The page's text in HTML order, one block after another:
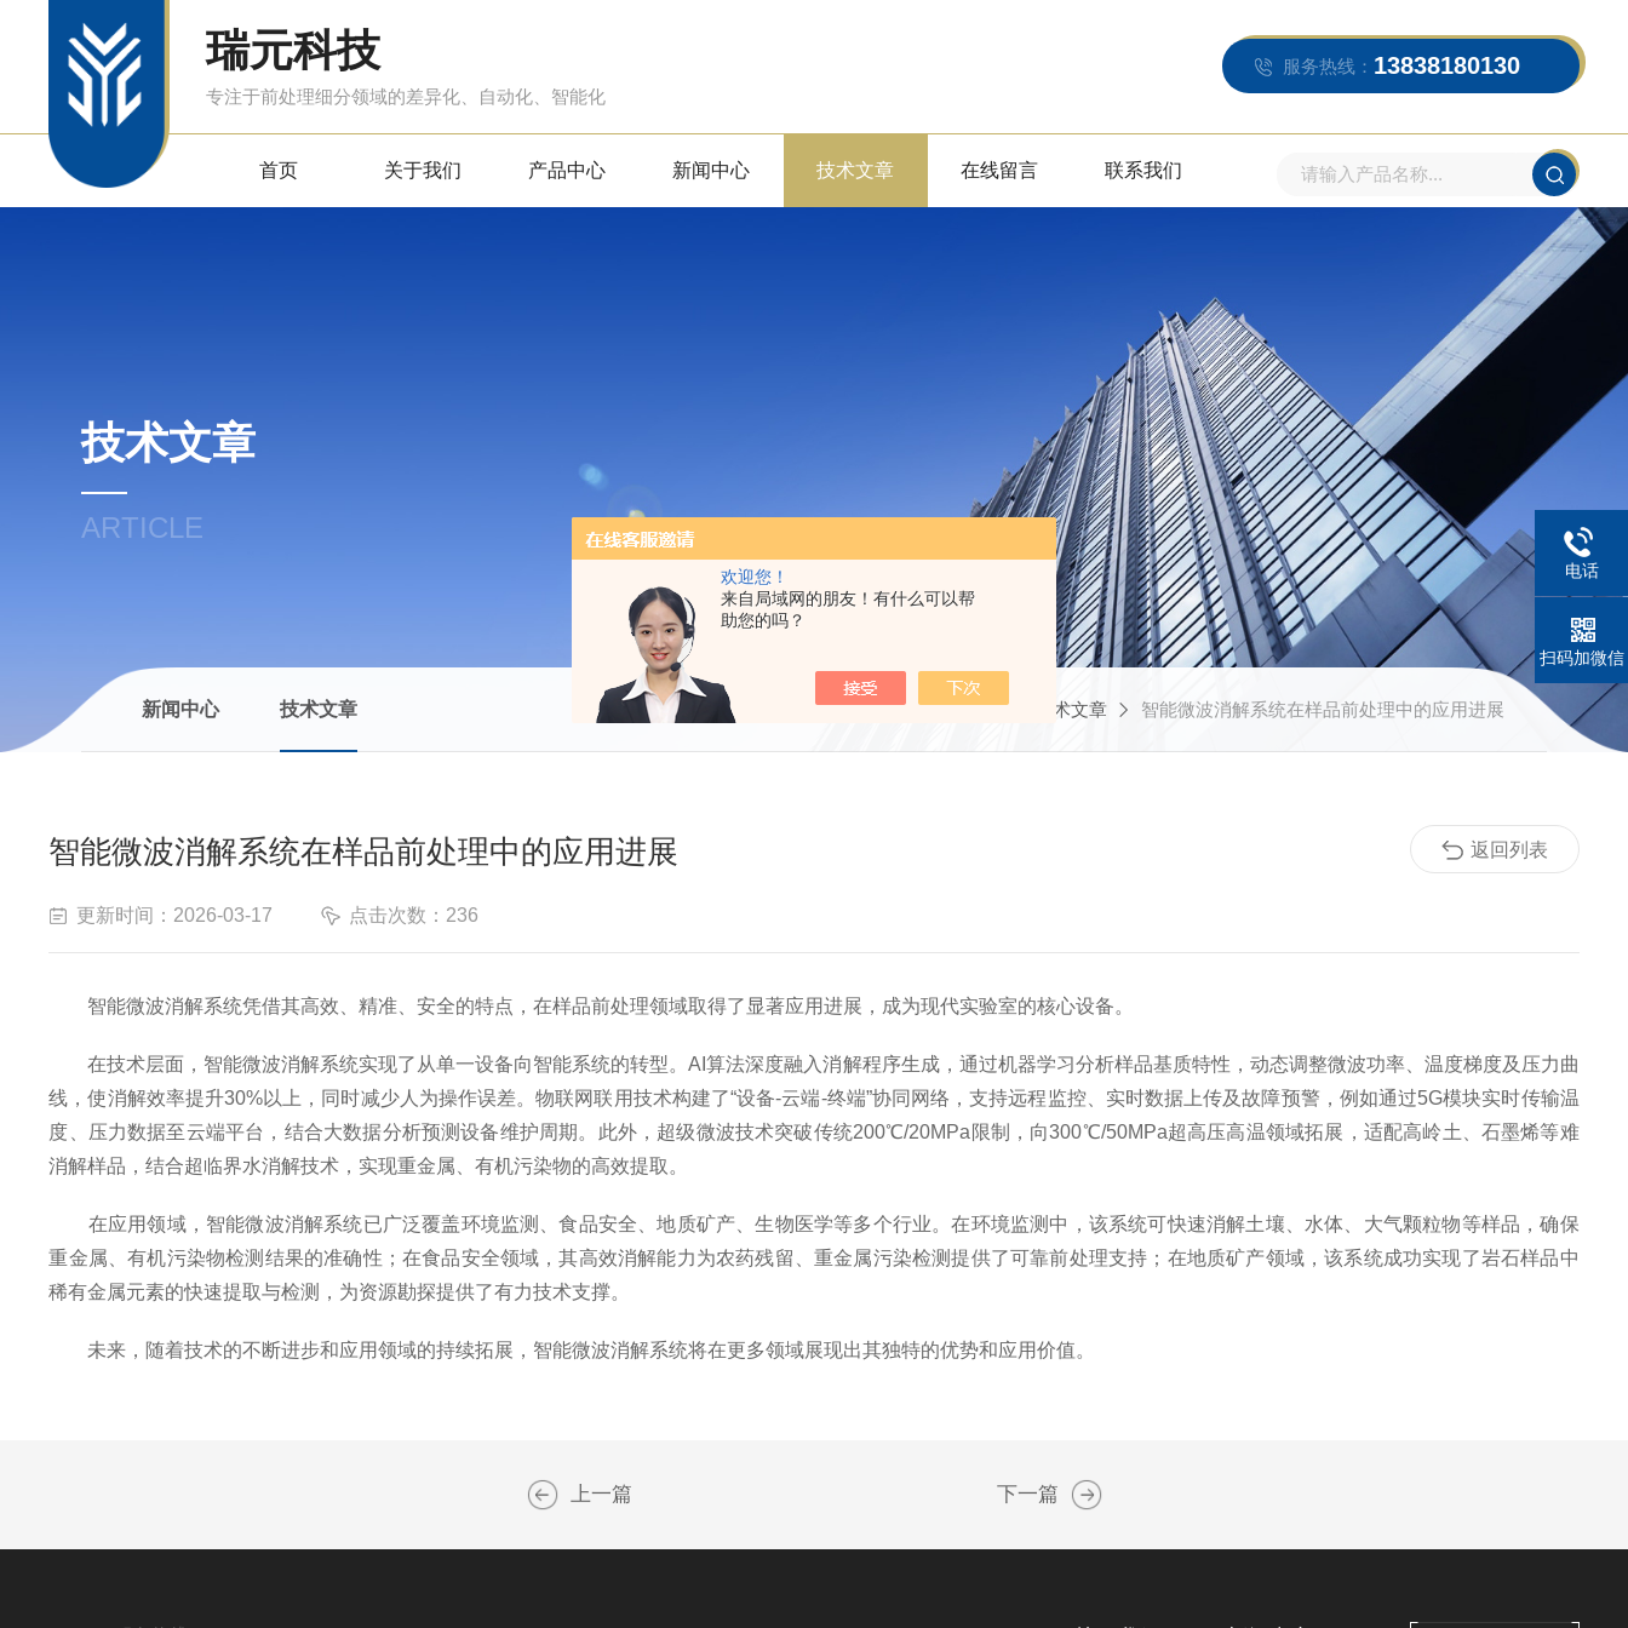
欢迎您！
来自局域网的朋友！有什么可以帮
助您的吗？
瑞元科技
专注于前处理细分领域的差异化、自动化、智能化
服务热线： 13838180130
首页 关于我们 产品中心 新闻中心 技术文章 在线留言 联系我们
技术文章
ARTICLE
新闻中心 技术文章 当前位置：首页 技术文章 智能微波消解系统在样品前处理中的应用进展
智能微波消解系统在样品前处理中的应用进展
更新时间：2026-03-17 点击次数：236
智能微波消解系统凭借其高效、精准、安全的特点，在样品前处理领域取得了显著应用进展，成为现代实验室的核心设备。
在技术层面，智能微波消解系统实现了从单一设备向智能系统的转型。AI算法深度融入消解程序生成，通过机器学习分析样品基质特性，动态调整微波功率、温度梯度及压力曲
线，使消解效率提升30%以上，同时减少人为操作误差。物联网联用技术构建了“设备-云端-终端”协同网络，支持远程监控、实时数据上传及故障预警，例如通过5G模块实时传输温
度、压力数据至云端平台，结合大数据分析预测设备维护周期。此外，超级微波技术突破传统200℃/20MPa限制，向300℃/50MPa超高压高温领域拓展，适配高岭土、石墨烯等难
消解样品，结合超临界水消解技术，实现重金属、有机污染物的高效提取。
在应用领域，智能微波消解系统已广泛覆盖环境监测、食品安全、地质矿产、生物医学等多个行业。在环境监测中，该系统可快速消解土壤、水体、大气颗粒物等样品，确保
重金属、有机污染物检测结果的准确性；在食品安全领域，其高效消解能力为农药残留、重金属污染检测提供了可靠前处理支持；在地质矿产领域，该系统成功实现了岩石样品中
稀有金属元素的快速提取与检测，为资源勘探提供了有力技术支撑。
未来，随着技术的不断进步和应用领域的持续拓展，智能微波消解系统将在更多领域展现出其独特的优势和应用价值。
返回列表
上一篇 下一篇
电话
扫码加微信